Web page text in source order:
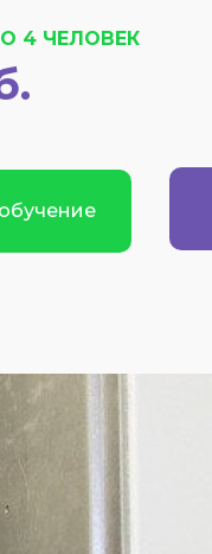
4 ЧЕЛОВЕК